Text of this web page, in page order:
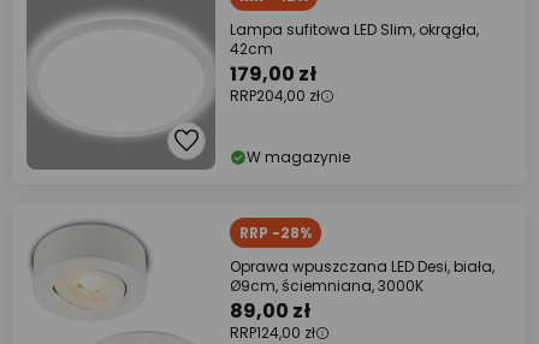
Lampa sufitowa LED Slim, okrągła,
42cm
179,00 zł
RRP204,00 zł
W magazynie
RRP -28%
Oprawa wpuszczana LED Desi, biała,
Ø9cm, ściemniana, 3000K
89,00 zł
RRP124,00 zł